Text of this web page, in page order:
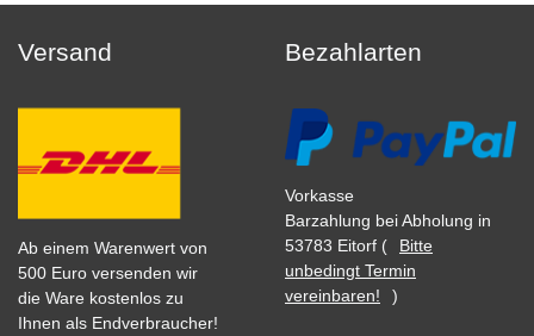
Versand
Ab einem Warenwert von
500 Euro versenden wir
die Ware kostenlos zu
Ihnen als Endverbraucher!
Bezahlarten
Vorkasse
Barzahlung bei Abholung in
53783 Eitorf (
Bitte
unbedingt Termin
vereinbaren!
)